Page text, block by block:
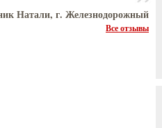
Натали, г. Железнодорожный
Все отзывы